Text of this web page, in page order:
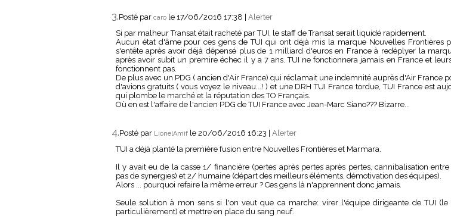
3.Posté par caro le 17/06/2016 17:38 | Alerter
Si par malheur Transat était racheté par TUI, le staff de Transat serait liquidé rapidement.
Aucun état d'âme pour ces gens de TUI qui ont déjà mis la marque Nouvelles Frontières
s'entête après avoir déjà dépensé plus de 1 milliard d'euros en France à redéplyer la
après avoir subit un premire échec il y a 7 ans. TUI ne fonctionnera jamais en France et
fonctionnent pas.
De plus avec un PDG ( ancien d'Air France) qui réclamait une indemnité auprès d'Air France
d'avions gratuits ( vous voyez le niveau...! ) et une DRH TUI France tordue, TUI France est
qui plombe le marché et la réputation des TO Français.
Où en est l'affaire de l'ancien PDG de TUI France avec Jean-Marc Siano??? Bizarre...
4.Posté par LionelAmif le 20/06/2016 16:23 | Alerter
TUI a déjà planté la première fusion entre Nouvelles Frontières et Marmara.
Il y avait eu de la casse 1/ financière (pertes après pertes après pertes, cannibalisation
pas de synergies) et 2/ humaine (départ des meilleurs éléments, démotivation des équipes).
Alors ... pourquoi refaire la même erreur ? Ces gens là n'apprennent donc jamais.
Seule solution à mon sens si l'on veut que ca marche: virer l'équipe dirigeante de TUI (le
particulièrement) et mettre en place du sang neuf.